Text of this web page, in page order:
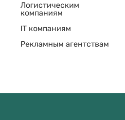
Логистическим
компаниям
IT компаниям
Рекламным агентствам